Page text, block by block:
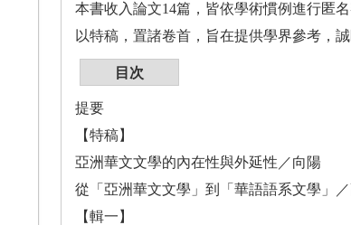
本書收入論文14篇，皆依學術慣例進行匿
以特稿，置諸卷首，旨在提供學界參考，
目次
提要
【特稿】
亞洲華文文學的內在性與外延性／向陽
從「亞洲華文文學」到「華語語系文學」
【輯一】